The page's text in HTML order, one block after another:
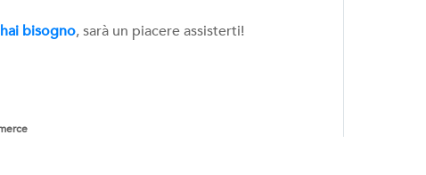
bisogno, sarà un piacere assisterti!